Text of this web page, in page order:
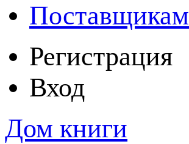
Поставщикам
Регистрация
Вход
Дом книги